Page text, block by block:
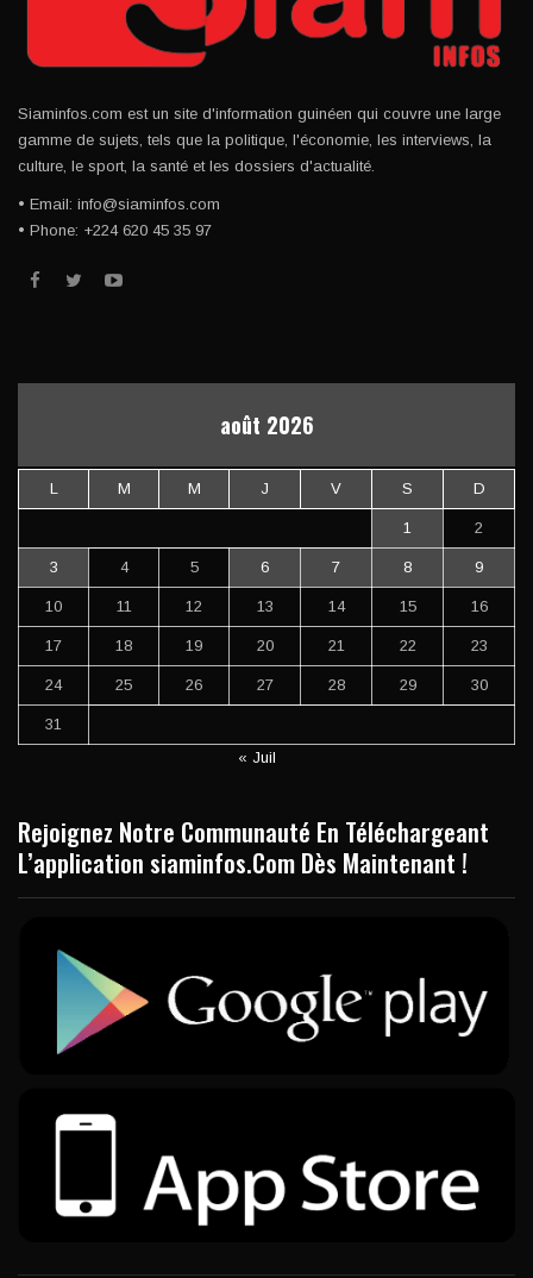
Siaminfos.com est un site d'information guinéen qui couvre une large
gamme de sujets, tels que la politique, l'économie, les interviews, la
culture, le sport, la santé et les dossiers d'actualité.
• Email: info@siaminfos.com
• Phone: +224 620 45 35 97
août 2026
L M M J V S D
1 2
3 4 5 6 7 8 9
10 11 12 13 14 15 16
17 18 19 20 21 22 23
24 25 26 27 28 29 30
31
« Juil
Rejoignez Notre Communauté En Téléchargeant
L’application siaminfos.Com Dès Maintenant !